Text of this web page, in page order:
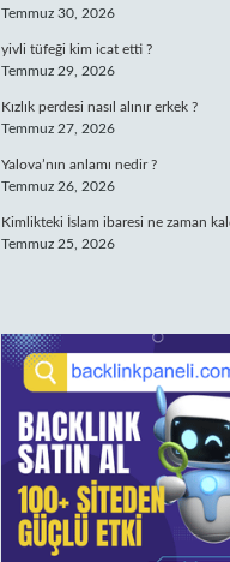
Temmuz 30, 2026
yivli tüfeği kim icat etti ?
Temmuz 29, 2026
Kızlık perdesi nasıl alınır erkek ?
Temmuz 27, 2026
Yalova’nın anlamı nedir ?
Temmuz 26, 2026
Kimlikteki İslam ibaresi ne zaman
Temmuz 25, 2026